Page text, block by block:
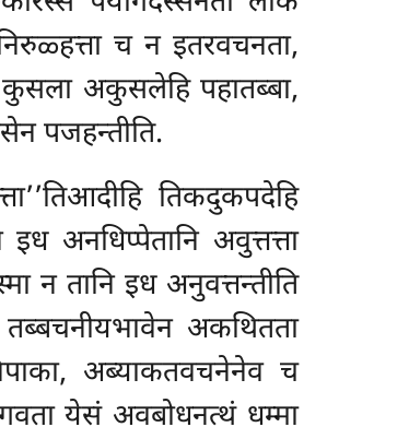
च न इतरवचनता,
कुसला अकुसलेहि पहातब्बा,
पजहन्तीति.
तिकदुकपदेहि
अनधिप्पेतानि अवुत्तत्ता
न तानि इध अनुवत्तन्तीति
अकथितता
अब्याकतवचनेनेव च
येसं अवबोधनत्थं धम्मा